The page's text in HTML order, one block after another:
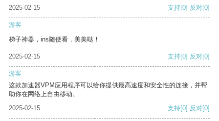
2025-02-15 支持[0] 反对[0]
游客
梯子神器，ins随便看，美美哒！
2025-02-15 支持[0] 反对[0]
游客
这款加速器VPM应用程序可以给你提供最高速度和安全性的连接，并帮
助你在网络上自由移动。
2025-02-15
支持[0] 反对[0]